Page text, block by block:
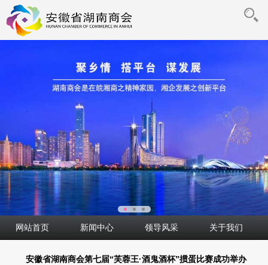
网站首页 新闻中心 领导风采 关于我们
安徽省湖南商会第七届“芙蓉王·酒鬼酒杯”掼蛋比赛成功举办